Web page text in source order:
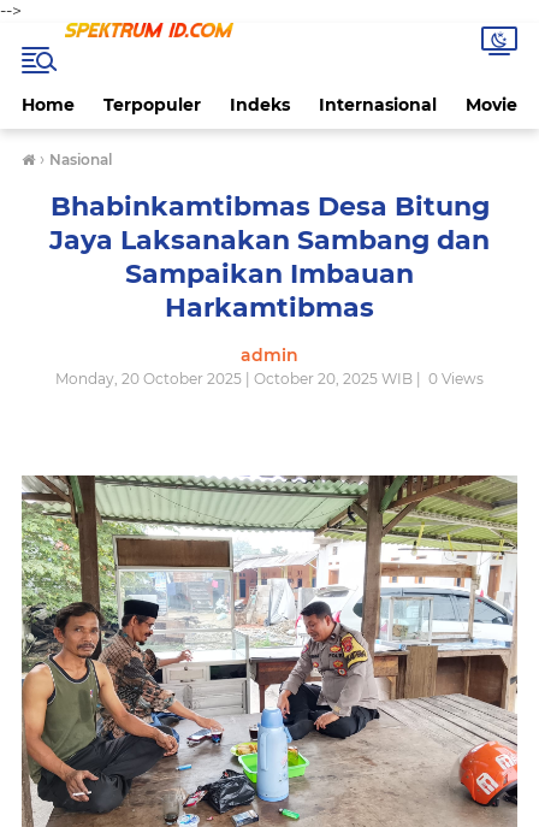
-->
Home Terpopuler Indeks Internasional Movie
› Nasional
Bhabinkamtibmas Desa Bitung
Jaya Laksanakan Sambang dan
Sampaikan Imbauan
Harkamtibmas
admin
Monday, 20 October 2025 | October 20, 2025 WIB | 0 Views